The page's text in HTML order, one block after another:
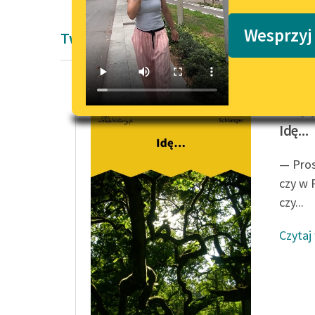
Twórczość Maurycy Schlanger
Idę...
—
czy w
czy...
Czytaj